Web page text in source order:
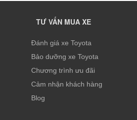
TƯ VẤN MUA XE
Đánh giá xe Toyota
Bảo dưỡng xe Toyota
Chương trình ưu đãi
Cảm nhận khách hàng
Blog